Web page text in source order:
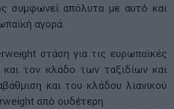
συμφωνεί απόλυτα με αυτό και
αγορά.
στάση για τις ευρωπαϊκές
και τον κλάδο των ταξιδίων και
και του κλάδου λιανικού
από ουδέτερη.